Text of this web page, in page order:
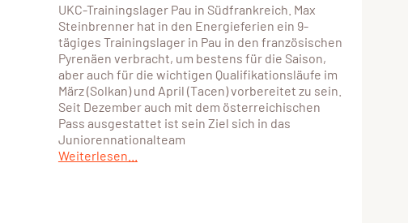
UKC-Trainingslager Pau in Südfrankreich. Max
Steinbrenner hat in den Energieferien ein 9-
tägiges Trainingslager in Pau in den französischen
Pyrenäen verbracht, um bestens für die Saison,
aber auch für die wichtigen Qualifikationsläufe im
März (Solkan) und April (Tacen) vorbereitet zu sein.
Seit Dezember auch mit dem österreichischen
Pass ausgestattet ist sein Ziel sich in das
Juniorennationalteam
Weiterlesen...